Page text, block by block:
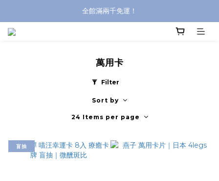
全館滿兩千免運！
萬用卡
Filter
Sort by
24 Items per page
盲抽